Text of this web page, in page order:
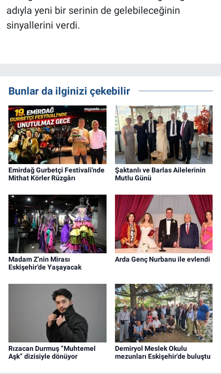
adıyla yeni bir serinin de gelebileceğinin
sinyallerini verdi.
Bunlar da ilginizi çekebilir
Emirdağ Gurbetçi Festivali'nde
Mithat Körler Rüzgârı
Şaktanlı ve Barlas Ailelerinin
Mutlu Günü
Madam Z’nin Mirası
Eskişehir’de Yaşayacak
Arda Genç Nurbanu ile evlendi
Rızacan Durmuş “Muhtemel
Aşk” dizisiyle dönüyor
Demiryol Meslek Okulu
mezunları Eskişehir'de buluştu